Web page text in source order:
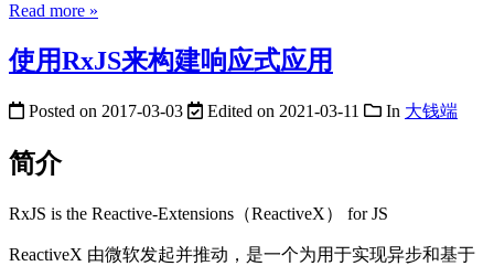
Read more »
使用RxJS来构建响应式应用
Posted on 2017-03-03 Edited on 2021-03-11 In 大钱端
简介
RxJS is the Reactive-Extensions（ReactiveX） for JS
ReactiveX 由微软发起并推动，是一个为用于实现异步和基于